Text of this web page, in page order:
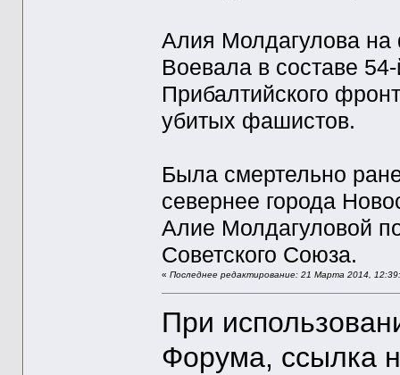
Алия Молдагулова на
Воевала в составе
Прибалтийского
убитых фашистов.
Была смертельно
севернее города
Алие Молдагуловой
Советского Союза.
« Последнее редактирование: 21 Марта 2014,
При
Форума, ссылка